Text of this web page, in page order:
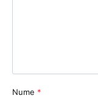
Nume *